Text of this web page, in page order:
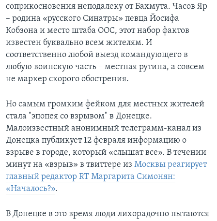
соприкосновения неподалеку от Бахмута. Часов Яр
– родина «русского Синатры» певца Йосифа
Кобзона и место штаба ООС, этот набор фактов
известен буквально всем жителям. И
соответственно любой выезд командующего в
любую воинскую часть – местная рутина, а совсем
не маркер скорого обострения.
Но самым громким фейком для местных жителей
стала "эпопея со взрывом" в Донецке.
Малоизвестный анонимный телеграмм-канал из
Донецка публикует 12 февраля информацию о
взрыве в городе, который «слышат все». В течении
минут на «взрыв» в твиттере из Москвы реагирует
главный редактор RT Маргарита Симонян:
«Началось?».
В Донецке в это время люди лихорадочно пытаются